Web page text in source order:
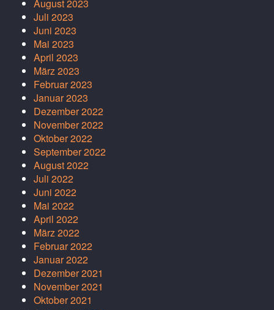
August 2023
Juli 2023
Juni 2023
Mai 2023
April 2023
März 2023
Februar 2023
Januar 2023
Dezember 2022
November 2022
Oktober 2022
September 2022
August 2022
Juli 2022
Juni 2022
Mai 2022
April 2022
März 2022
Februar 2022
Januar 2022
Dezember 2021
November 2021
Oktober 2021